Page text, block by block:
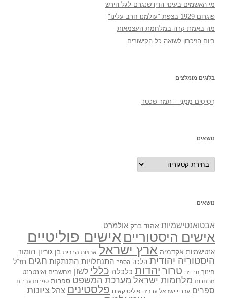
מי האשמים בעינוי הדין שנגרם לגל הירש
פוגרום 1929 בצפת "עולמנו חרב עלינו"
מה באמת קרה במלחמת העצמאות
ביום הזיכרון לשואה כל הקישורים
בלוגים מומלצים
רְסִיסִים מִמֶנִי – תמר שכטר
נושאים
נושאים
נושאים
אבטואנטישמיות אהוד ברק אולמרט
אישים היסטוריים אישים פוליטיים
אנטישמיות אקדמיה ארץ ישראל ארצות הברית בן גוריון הומור
היסטוריה יהודית הלכה הספר התנחלויות התנתקות חגים חז"ל
חינוך חרדים טרור יהדות כלכלה כללי לשון מחשבים ואינטרנט
מחתרות מלחמות ישראל מערכת המשפט ספרות ספרות עברית
ספרים ערביי ישראל ערבים פוליטיקאים פלסטינים צהל ציונות